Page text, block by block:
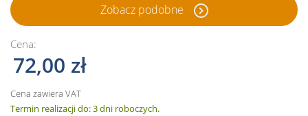
Zobacz podobne
Cena:
72,00 zł
Cena zawiera VAT
Termin realizacji do: 3 dni roboczych.